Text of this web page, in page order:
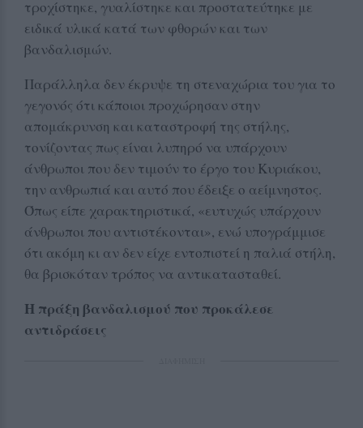
τροχίστηκε, γυαλίστηκε και προστατεύτηκε με
ειδικά υλικά κατά των φθορών και των
βανδαλισμών.
Παράλληλα δεν έκρυψε τη στεναχώρια του για το
γεγονός ότι κάποιοι προχώρησαν στην
απομάκρυνση και καταστροφή της στήλης,
τονίζοντας πως είναι λυπηρό να υπάρχουν
άνθρωποι που δεν τιμούν το έργο του Κυριάκου,
την ανθρωπιά και αυτό που έδειξε ο αείμνηστος.
Όπως είπε χαρακτηριστικά, «ευτυχώς υπάρχουν
άνθρωποι που αντιστέκονται», ενώ υπογράμμισε
ότι ακόμη κι αν δεν είχε εντοπιστεί η παλιά στήλη,
θα βρισκόταν τρόπος να αντικατασταθεί.
Η πράξη βανδαλισμού που προκάλεσε
αντιδράσεις